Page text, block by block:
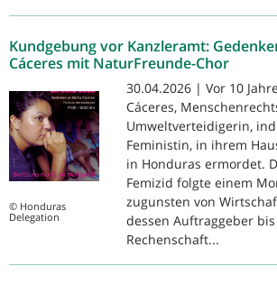
Kundgebung vor Kanzleramt:
Cáceres mit NaturFreunde-Chor
© Honduras
Delegation
30.04.2026 | Vor 10
Cáceres,
Umweltverteidigerin,
Feministin, in ihrem
in Honduras ermordet.
Femizid folgte einem
zugunsten von
dessen Auftraggeber
Rechenschaft...